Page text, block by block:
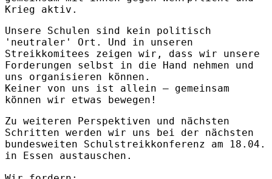
Krieg aktiv.
Unsere Schulen sind kein politisch
'neutraler' Ort. Und in unseren
Streikkomitees zeigen wir, dass wir unsere
Forderungen selbst in die Hand nehmen und
uns organisieren können.
Keiner von uns ist allein – gemeinsam
können wir etwas bewegen!
Zu weiteren Perspektiven und nächsten
Schritten werden wir uns bei der nächsten
bundesweiten Schulstreikkonferenz am 18.04.
in Essen austauschen.